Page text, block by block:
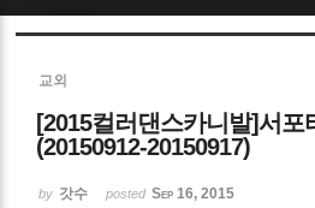
교외
[2015컬러댄스카니발]서포
(20150912-20150917)
by 갓수 posted Sep 16, 2015
Sketchbook5, 스